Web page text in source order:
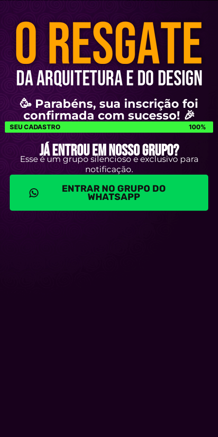
🥳 Parabéns, sua inscrição foi
confirmada com sucesso! 🎉
SEU CADASTRO 100%
JÁ ENTROU EM NOSSO GRUPO?
Esse é um grupo silencioso e exclusivo para
notificação.
ENTRAR NO GRUPO DO
WHATSAPP